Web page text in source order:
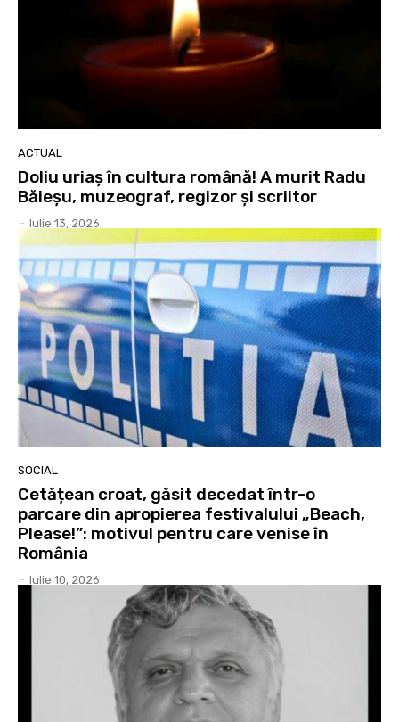
ACTUAL
Doliu uriaș în cultura română! A murit Radu
Băieșu, muzeograf, regizor și scriitor
- Iulie 13, 2026
SOCIAL
Cetățean croat, găsit decedat într-o
parcare din apropierea festivalului „Beach,
Please!”: motivul pentru care venise în
România
- Iulie 10, 2026